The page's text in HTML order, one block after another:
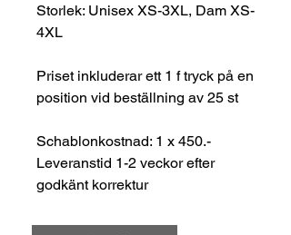
Storlek: Unisex XS-3XL, Dam XS-
4XL
Priset inkluderar ett 1 f tryck på en
position vid beställning av 25 st
Schablonkostnad: 1 x 450.-
Leveranstid 1-2 veckor efter
godkänt korrektur